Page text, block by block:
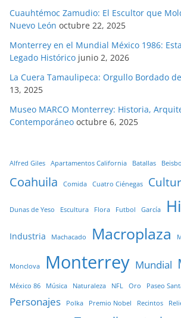
Cuauhtémoc Zamudio: El Escultor que
Nuevo León octubre 22, 2025
Monterrey en el Mundial México 1986:
Legado Histórico junio 2, 2026
La Cuera Tamaulipeca: Orgullo Bordado
13, 2025
Museo MARCO Monterrey: Historia,
Contemporáneo octubre 6, 2025
Alfred Giles Apartamentos California Batallas
Coahuila
Comida Cuatro Ciénegas
Dunas de Yeso Escultura Flora Futbol García
Industria Machacado Macroplaza
Monclova Monterrey Mundial
México 86 Música Naturaleza NFL Oro Paseo
Personajes Polka Premio Nobel Recintos